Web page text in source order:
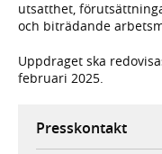
utsatthet,
och biträdande
Uppdraget ska
februari 2025.
Presskontakt